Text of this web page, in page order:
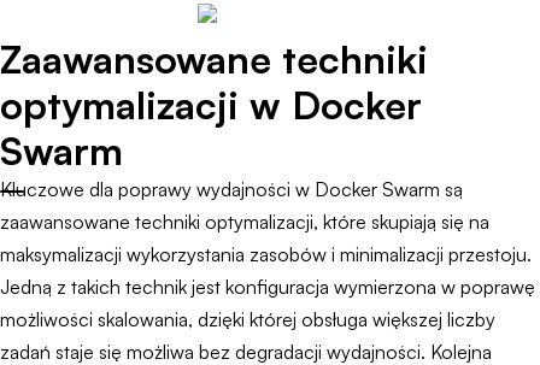
Zaawansowane techniki
optymalizacji w Docker
Swarm
Kluczowe dla poprawy wydajności w Docker Swarm są
zaawansowane techniki optymalizacji, które skupiają się na
maksymalizacji wykorzystania zasobów i minimalizacji przestoju.
Jedną z takich technik jest konfiguracja wymierzona w poprawę
możliwości skalowania, dzięki której obsługa większej liczby
zadań staje się możliwa bez degradacji wydajności. Kolejna